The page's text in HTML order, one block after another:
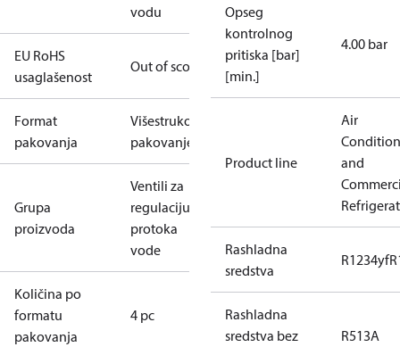
vodu
EU RoHS
usaglašenost
Out of scope
Format
pakovanja
Višestruko
pakovanje
Grupa
proizvoda
Ventili za
regulaciju
protoka
vode
Količina po
formatu
pakovanja
4 pc
Opseg
kontrolnog
pritiska [bar]
[min.]
4.00 bar
Product line
Air
and
Rashladna
sredstva
R1234yf
Rashladna
sredstva bez
R513A